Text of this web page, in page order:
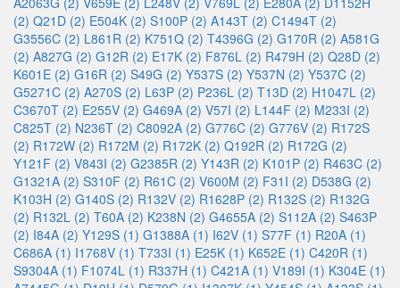
(2) Q21D (2) E504K (2) S100P (2) A143T (2) C1494T (2)
G3556C (2) L861R (2) K751Q (2) T4396G (2) G170R (2) A581G
(2) A827G (2) G12R (2) E17K (2) F876L (2) R479H (2) Q28D (2)
K601E (2) G16R (2) S49G (2) Y537S (2) Y537N (2) Y537C (2)
G5271C (2) A270S (2) L63P (2) P236L (2) T13D (2) H1047L (2)
C3670T (2) E255V (2) G469A (2) V57I (2) L144F (2) M233I (2)
C825T (2) N236T (2) C8092A (2) G776C (2) G776V (2) R172S
(2) R172W (2) R172M (2) R172K (2) Q192R (2) R172G (2)
Y121F (2) V843I (2) G2385R (2) Y143R (2) K101P (2) R463C (2)
G1321A (2) S310F (2) R61C (2) V600M (2) F31I (2) D538G (2)
K103H (2) G140S (2) R132V (2) R1628P (2) R132S (2) R132G
(2) R132L (2) T60A (2) K238N (2) G4655A (2) S112A (2) S463P
(2) I84A (2) Y129S (1) G1388A (1) I62V (1) S77F (1) R20A (1)
C686A (1) I1768V (1) T733I (1) E25K (1) K652E (1) C420R (1)
S9304A (1) F1074L (1) R337H (1) C421A (1) V189I (1) K304E (1)